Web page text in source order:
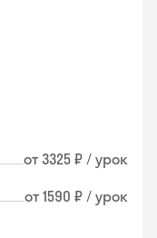
от 3325 ₽ / урок
от 1590 ₽ / урок